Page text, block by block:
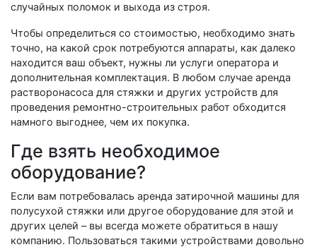
случайных поломок и выхода из строя.
Чтобы определиться со стоимостью, необходимо знать
точно, на какой срок потребуются аппараты, как далеко
находится ваш объект, нужны ли услуги оператора и
дополнительная комплектация. В любом случае аренда
растворонасоса для стяжки и других устройств для
проведения ремонтно-строительных работ обходится
намного выгоднее, чем их покупка.
Где взять необходимое
оборудование?
Если вам потребовалась аренда затирочной машины для
полусухой стяжки или другое оборудование для этой и
других целей – вы всегда можете обратиться в нашу
компанию. Пользоваться такими устройствами довольно